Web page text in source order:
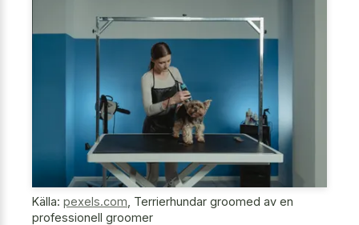
Källa: pexels.com Terrierhundar groomed av en
professionell groomer